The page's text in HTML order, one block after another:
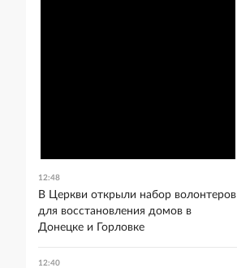
12:48
В Церкви открыли набор волонтеров
для восстановления домов в
Донецке и Горловке
12:40